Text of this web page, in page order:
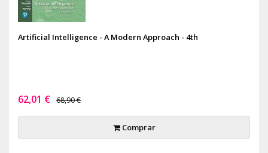
Artificial Intelligence - A Modern Approach - 4th
62,01 € 68,90 €
Comprar